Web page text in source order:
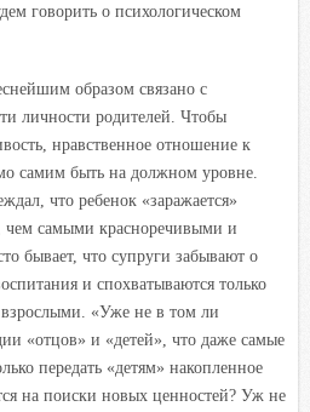
говорить о психологическом
образом связано с
личности родителей. Чтобы
нравственное отношение к
самим быть на должном уровне.
что ребенок «заражается»
чем самыми красноречивыми и
бывает, что супруги забывают о
и спохватываются только
взрослыми. «Уже не в том ли
«отцов» и «детей», что даже самые
передать «детям» накопленное
на поиски новых ценностей? Уж не